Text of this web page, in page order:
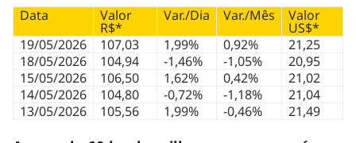
Data Valor
R$*
Var./Dia Var./Mês Valor
US$*
19/05/2026
107,03 1,99% 0,92%
21,25
18/05/2026
104,94 -1,46% -1,05%
20,95
15/05/2026
106,50 1,62% 0,42%
21,02
14/05/2026
104,80 -0,72% -1,18%
21,04
13/05/2026
105,56 1,99% -0,46% 21,49